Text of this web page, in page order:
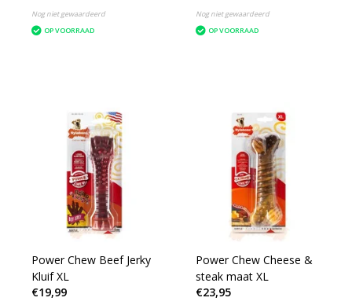
Nog niet gewaardeerd
OP VOORRAAD
Nog niet gewaardeerd
OP VOORRAAD
Power Chew Beef Jerky
Kluif XL
€19,99
Power Chew Cheese &
steak maat XL
€23,95